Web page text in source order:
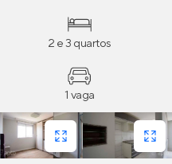
2 e 3 quartos
1 vaga